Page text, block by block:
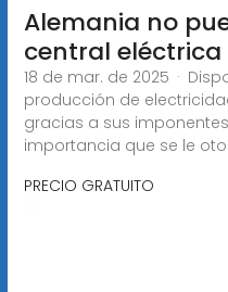
Alemania no
central eléctrica
18 de mar. de 2025 ·
producción de
gracias a sus
importancia que se le
PRECIO GRATUITO